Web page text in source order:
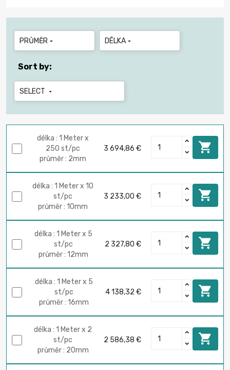
PRŮMĚR  DÉLKA 
Sort by:
SELECT 
délka : 1 Meter x
250 st/pc
průměr : 2mm
3 694,86 € 
délka : 1 Meter x 10
st/pc
průměr : 10mm
3 233,00 € 
délka : 1 Meter x 5
st/pc
průměr : 12mm
2 327,80 € 
délka : 1 Meter x 5
st/pc
průměr : 16mm
4 138,32 € 
délka : 1 Meter x 2
st/pc
průměr : 20mm
2 586,38 € 